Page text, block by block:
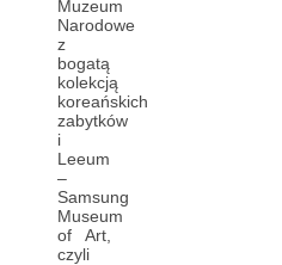
Muzeum
Narodowe
z
bogatą
kolekcją
koreańskich
zabytków
i
Leeum
–
Samsung
Museum
of Art,
czyli